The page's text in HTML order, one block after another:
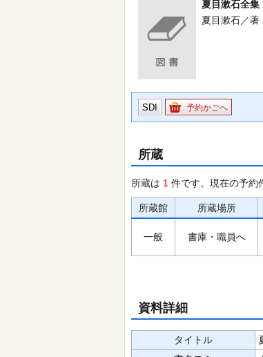
夏目漱石全集
夏目漱石／
SDI 予約かごへ
所蔵
所蔵は 1 件です。現在の予約
所蔵館 所蔵場所
一般 書庫・職員へ
資料詳細
タイトル